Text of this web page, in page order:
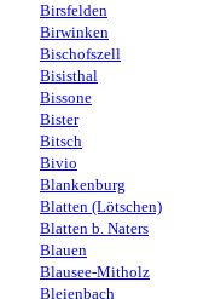
Birsfelden
Birwinken
Bischofszell
Bisisthal
Bissone
Bister
Bitsch
Bivio
Blankenburg
Blatten (Lötschen)
Blatten b. Naters
Blauen
Blausee-Mitholz
Bleienbach